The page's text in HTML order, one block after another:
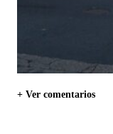
+ Ver comentarios